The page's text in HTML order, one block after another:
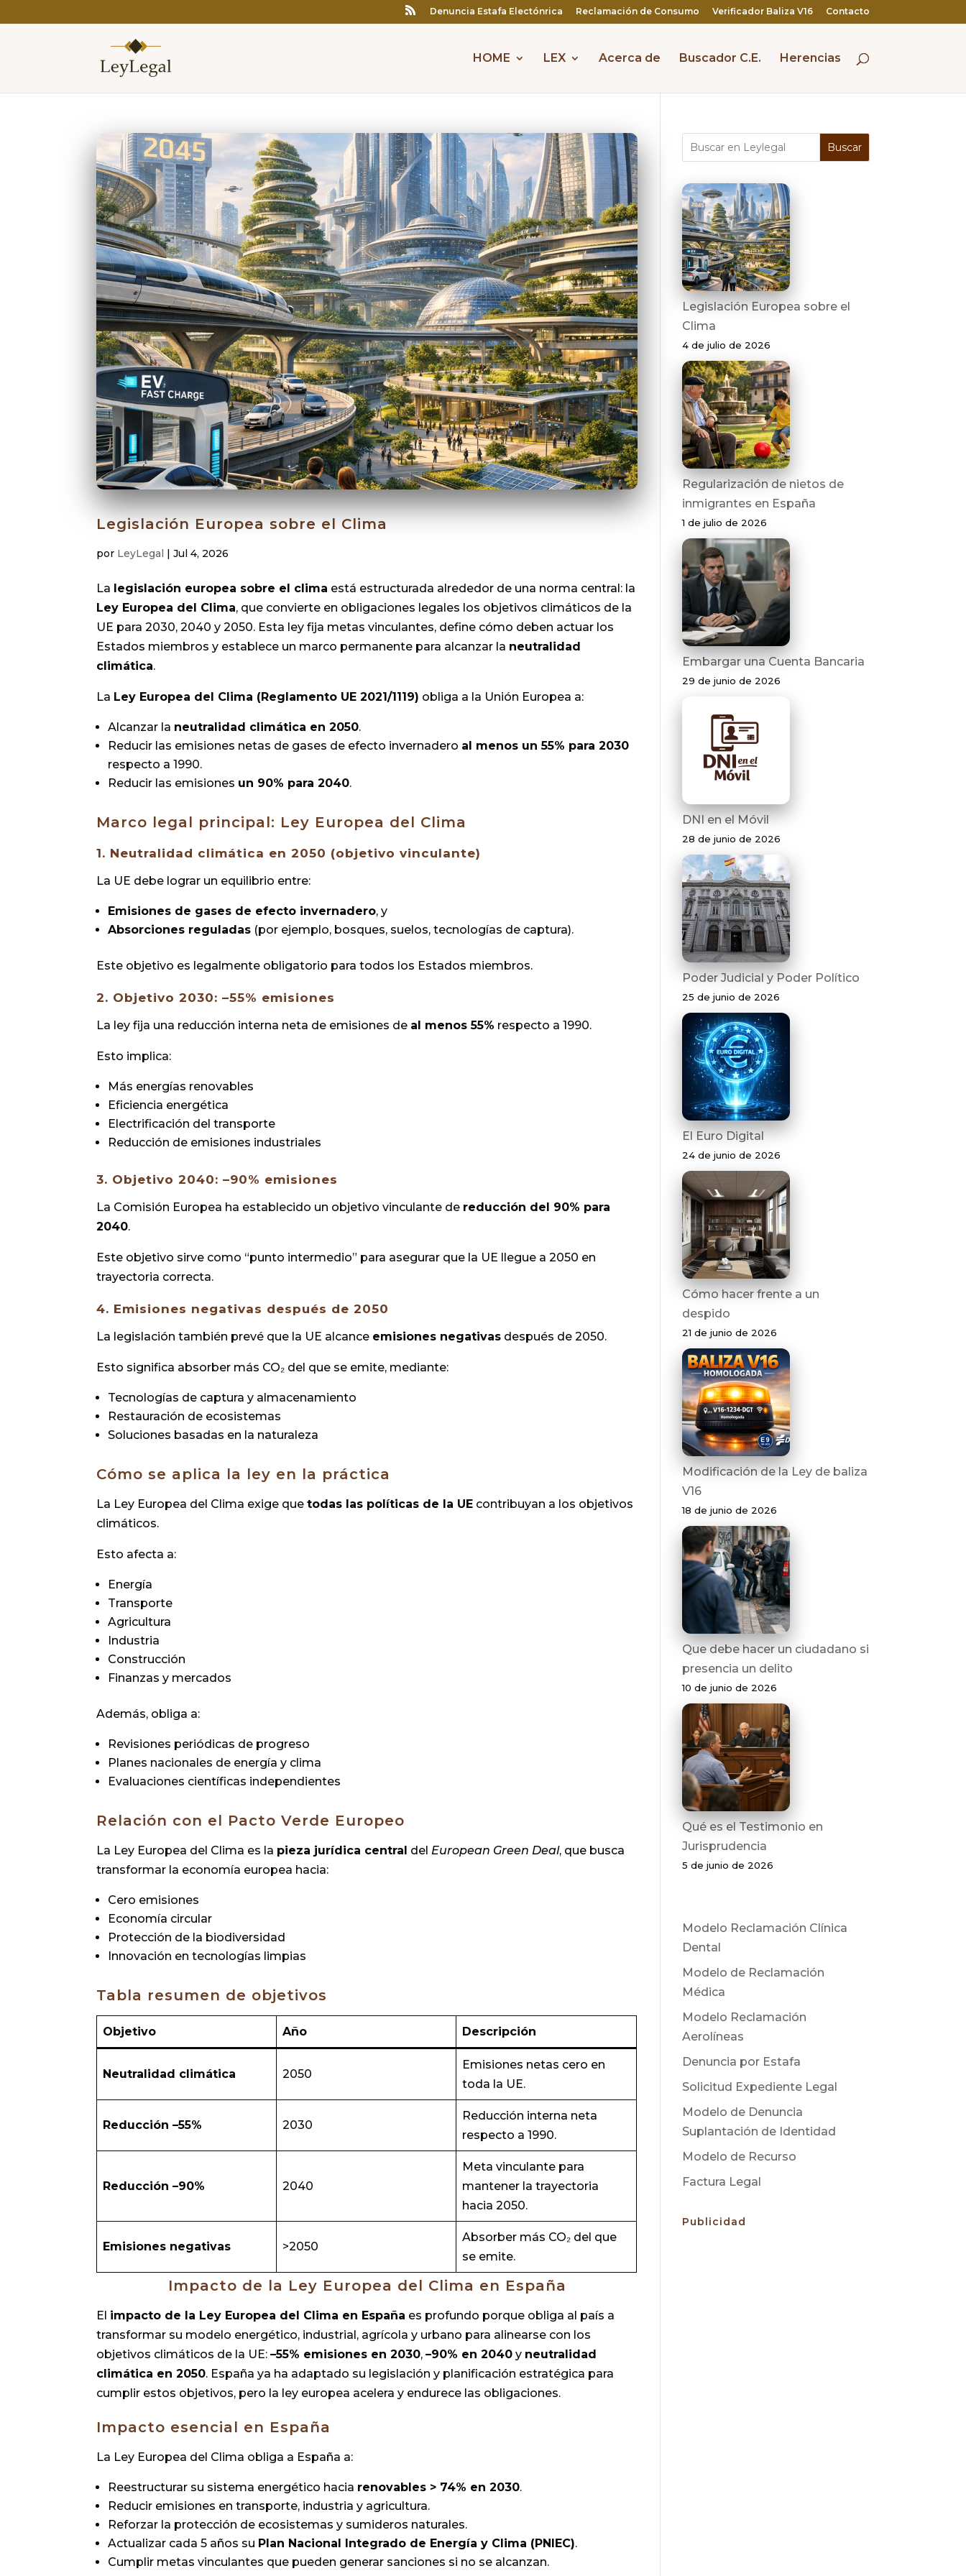
Denuncia Estafa Electónrica Reclamación de Consumo Verificador Baliza V16 Contacto
HOME LEX Acerca de Buscador C.E. Herencias
Legislación Europea sobre el Clima
por LeyLegal |Jul 4, 2026
La legislación europea sobre el clima está estructurada alrededor de una norma central: la
Ley Europea del Clima, que convierte en obligaciones legales los objetivos climáticos de la
UE para 2030, 2040 y 2050. Esta ley fija metas vinculantes, define cómo deben actuar los
Estados miembros y establece un marco permanente para alcanzar la neutralidad
climática.
La Ley Europea del Clima (Reglamento UE 2021/1119) obliga a la Unión Europea a:
Alcanzar la neutralidad climática en 2050.
Reducir las emisiones netas de gases de efecto invernadero al menos un 55% para 2030
respecto a 1990.
Reducir las emisiones un 90% para 2040.
Marco legal principal: Ley Europea del Clima
1. Neutralidad climática en 2050 (objetivo vinculante)
La UE debe lograr un equilibrio entre:
Emisiones de gases de efecto invernadero, y
Absorciones reguladas (por ejemplo, bosques, suelos, tecnologías de captura).
Este objetivo es legalmente obligatorio para todos los Estados miembros.
2. Objetivo 2030: –55% emisiones
La ley fija una reducción interna neta de emisiones de al menos 55% respecto a 1990.
Esto implica:
Más energías renovables
Eficiencia energética
Electrificación del transporte
Reducción de emisiones industriales
3. Objetivo 2040: –90% emisiones
La Comisión Europea ha establecido un objetivo vinculante de reducción del 90% para
2040.
Este objetivo sirve como “punto intermedio” para asegurar que la UE llegue a 2050 en
trayectoria correcta.
4. Emisiones negativas después de 2050
La legislación también prevé que la UE alcance emisiones negativas después de 2050.
Esto significa absorber más CO₂ del que se emite, mediante:
Tecnologías de captura y almacenamiento
Restauración de ecosistemas
Soluciones basadas en la naturaleza
Cómo se aplica la ley en la práctica
La Ley Europea del Clima exige quetodas las políticas de la UE contribuyan a los objetivos
climáticos.
Esto afecta a:
Energía
Transporte
Agricultura
Industria
Construcción
Finanzas y mercados
Además, obliga a:
Revisiones periódicas de progreso
Planes nacionales de energía y clima
Evaluaciones científicas independientes
Relación con el Pacto Verde Europeo
La Ley Europea del Clima es la pieza jurídica central del European Green Deal, que busca
transformar la economía europea hacia:
Cero emisiones
Economía circular
Protección de la biodiversidad
Innovación en tecnologías limpias
Tabla resumen de objetivos
Objetivo Año Descripción
Neutralidad climática 2050
Emisiones netas cero en
toda la UE.
Reducción –55% 2030
Reducción interna neta
respecto a 1990.
Reducción –90% 2040
Meta vinculante para
mantener la trayectoria
hacia 2050.
Emisiones negativas >2050
Absorber más CO₂ del que
se emite.
Impacto de la Ley Europea del Clima en España
El impacto de la Ley Europea del Clima en España es profundo porque obliga al país a
transformar su modelo energético, industrial, agrícola y urbano para alinearse con los
objetivos climáticos de la UE:–55% emisiones en 2030,–90% en 2040 y neutralidad
climática en 2050. España ya ha adaptado su legislación y planificación estratégica para
cumplir estos objetivos, pero la ley europea acelera y endurece las obligaciones.
Impacto esencial en España
La Ley Europea del Clima obliga a España a:
Reestructurar su sistema energético hacia renovables > 74% en 2030.
Reducir emisiones en transporte, industria y agricultura.
Reforzar la protección de ecosistemas y sumideros naturales.
Actualizar cada 5 años su Plan Nacional Integrado de Energía y Clima (PNIEC).
Cumplir metas vinculantes que pueden generar sanciones si no se alcanzan.
Buscar
Legislación Europea sobre el
Clima
4 de julio de 2026
Regularización de nietos de
inmigrantes en España
1 de julio de 2026
Embargar una Cuenta Bancaria
29 de junio de 2026
DNI en el Móvil
28 de junio de 2026
Poder Judicial y Poder Político
25 de junio de 2026
El Euro Digital
24 de junio de 2026
Cómo hacer frente a un
despido
21 de junio de 2026
Modificación de la Ley de baliza
V16
18 de junio de 2026
Que debe hacer un ciudadano si
presencia un delito
10 de junio de 2026
Qué es el Testimonio en
Jurisprudencia
5 de junio de 2026
Modelo Reclamación Clínica
Dental
Modelo de Reclamación
Médica
Modelo Reclamación
Aerolíneas
Denuncia por Estafa
Solicitud Expediente Legal
Modelo de Denuncia
Suplantación de Identidad
Modelo de Recurso
Factura Legal
Publicidad